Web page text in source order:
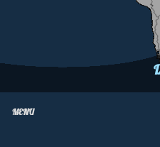
MENU